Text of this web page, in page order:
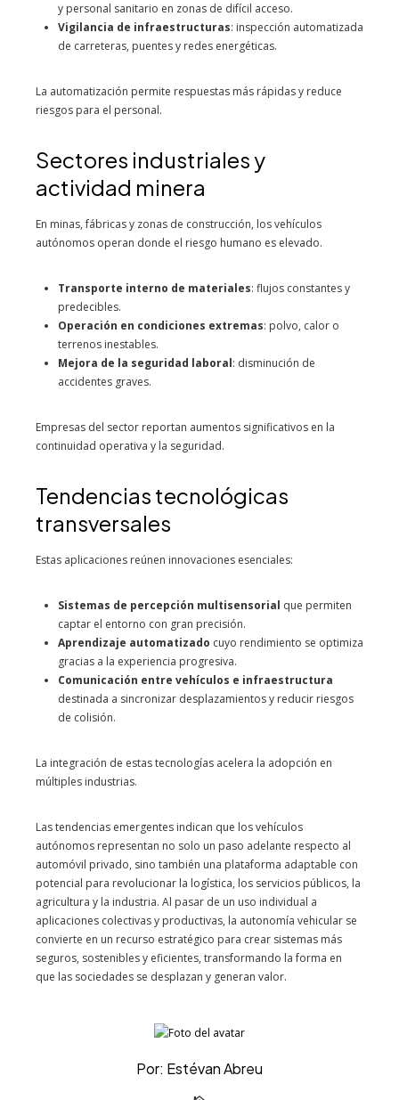
y personal sanitario en zonas de difícil acceso.
Vigilancia de infraestructuras: inspección automatizada
de carreteras, puentes y redes energéticas.
La automatización permite respuestas más rápidas y reduce
riesgos para el personal.
Sectores industriales y
actividad minera
En minas, fábricas y zonas de construcción, los vehículos
autónomos operan donde el riesgo humano es elevado.
Transporte interno de materiales: flujos constantes y
predecibles.
Operación en condiciones extremas: polvo, calor o
terrenos inestables.
Mejora de la seguridad laboral: disminución de
accidentes graves.
Empresas del sector reportan aumentos significativos en la
continuidad operativa y la seguridad.
Tendencias tecnológicas
transversales
Estas aplicaciones reúnen innovaciones esenciales:
Sistemas de percepción multisensorial que permiten
captar el entorno con gran precisión.
Aprendizaje automatizado cuyo rendimiento se optimiza
gracias a la experiencia progresiva.
Comunicación entre vehículos e infraestructura
destinada a sincronizar desplazamientos y reducir riesgos
de colisión.
La integración de estas tecnologías acelera la adopción en
múltiples industrias.
Las tendencias emergentes indican que los vehículos
autónomos representan no solo un paso adelante respecto al
automóvil privado, sino también una plataforma adaptable con
potencial para revolucionar la logística, los servicios públicos, la
agricultura y la industria. Al pasar de un uso individual a
aplicaciones colectivas y productivas, la autonomía vehicular se
convierte en un recurso estratégico para crear sistemas más
seguros, sostenibles y eficientes, transformando la forma en
que las sociedades se desplazan y generan valor.
Por: Estévan Abreu